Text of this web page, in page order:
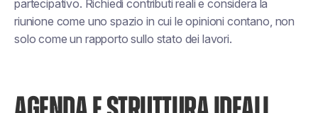
partecipativo. Richiedi contributi reali e considera la
riunione come uno spazio in cui le opinioni contano, non
solo come un rapporto sullo stato dei lavori.